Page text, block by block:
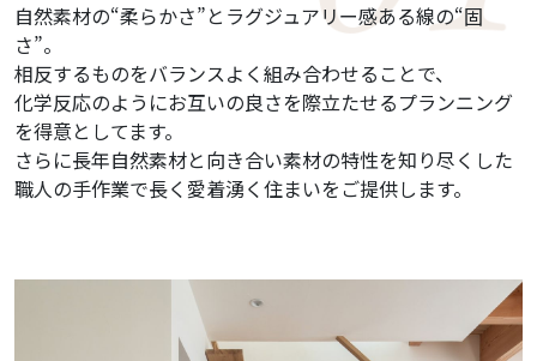
自然素材の“柔らかさ”とラグジュアリー感ある線の“固
さ”。
相反するものをバランスよく組み合わせることで、
化学反応のようにお互いの良さを際立たせるプランニング
を得意としてます。
さらに長年自然素材と向き合い素材の特性を知り尽くした
職人の手作業で長く愛着湧く住まいをご提供します。